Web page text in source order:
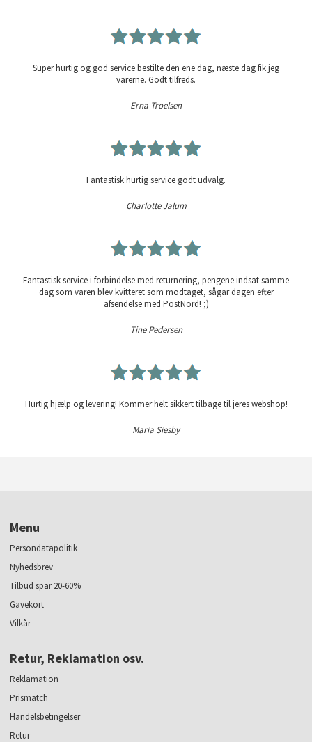
Super hurtig og god service bestilte den ene dag, næste dag fik jeg
varerne. Godt tilfreds.
Erna Troelsen
Fantastisk hurtig service godt udvalg.
Charlotte Jalum
Fantastisk service i forbindelse med returnering, pengene indsat samme
dag som varen blev kvitteret som modtaget, sågar dagen efter
afsendelse med PostNord! ;)
Tine Pedersen
Hurtig hjælp og levering! Kommer helt sikkert tilbage til jeres webshop!
Maria Siesby
Menu
Persondatapolitik
Nyhedsbrev
Tilbud spar 20-60%
Gavekort
Vilkår
Retur, Reklamation osv.
Reklamation
Prismatch
Handelsbetingelser
Retur